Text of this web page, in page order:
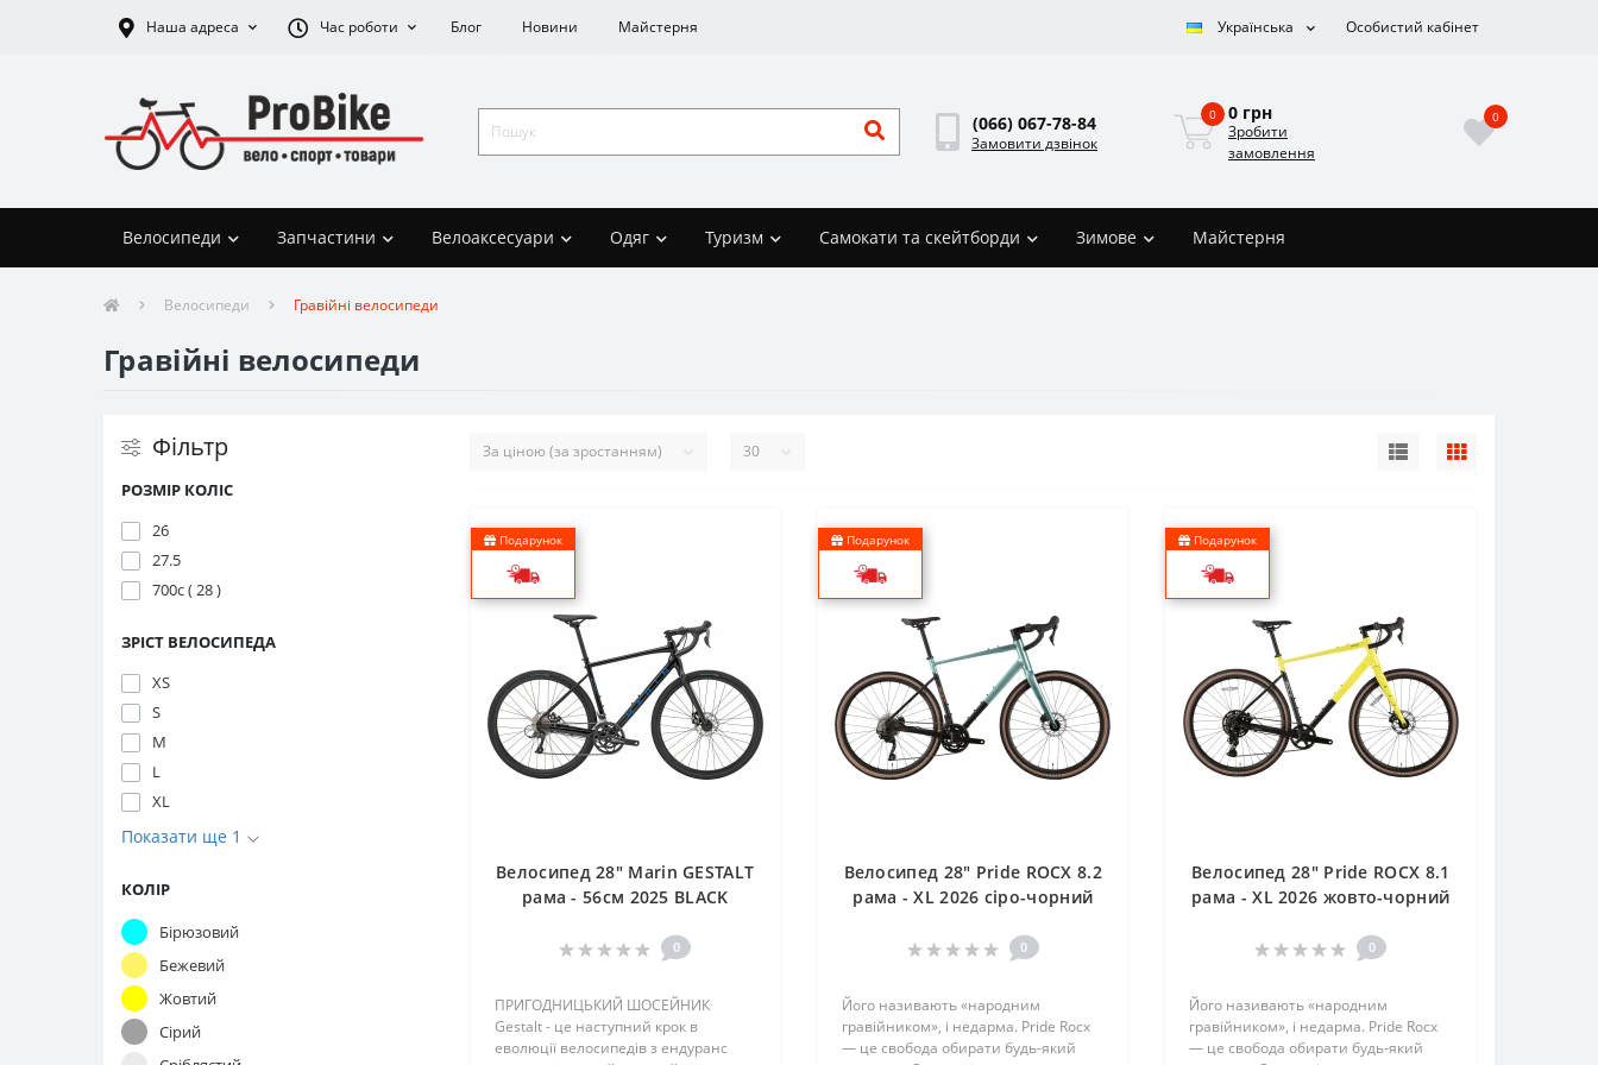
Наша адреса Час роботи Блог Новини Майстерня Українська Особистий кабінет
(066) 067-78-84
Замовити дзвінок
0 0 грн
Зробити
замовлення
0
Велосипеди Запчастини Велоаксесуари Одяг Туризм Самокати та скейтборди Зимове Майстерня
Велосипеди Гравійні велосипеди
Гравійні велосипеди
Фільтр
РОЗМІР КОЛІС
26
27.5
700с ( 28 )
ЗРІСТ ВЕЛОСИПЕДА
ХS
S
М
L
XL
Показати ще 1
КОЛІР
Бірюзовий
Бежевий
Жовтий
Сірий
Подарунок
Велосипед 28" Marin GESTALT
рама - 56см 2025 BLACK
0
ПРИГОДНИЦЬКИЙ ШОСЕЙНИК
Gestalt - це наступний крок в
еволюції велосипедів з ендуранс
Подарунок
Велосипед 28" Pride ROCX 8.2
рама - XL 2026 сіро-чорний
0
Його називають «народним
гравійником», і недарма. Pride Rocx
— це свобода обирати будь-який
Подарунок
Велосипед 28" Pride ROCX 8.1
рама - XL 2026 жовто-чорний
0
Його називають «народним
гравійником», і недарма. Pride Rocx
— це свобода обирати будь-який